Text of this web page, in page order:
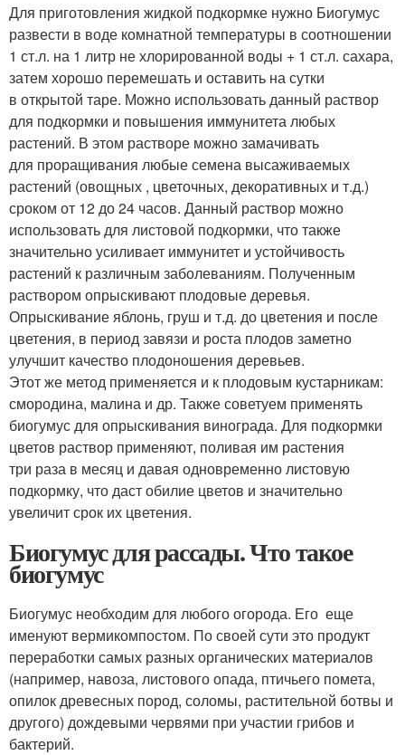
Для приготовления жидкой подкормке нужно Биогумус
развести в воде комнатной температуры в соотношении
1 ст.л. на 1 литр не хлорированной воды + 1 ст.л. сахара,
затем хорошо перемешать и оставить на сутки
в открытой таре. Можно использовать данный раствор
для подкормки и повышения иммунитета любых
растений. В этом растворе можно замачивать
для проращивания любые семена высаживаемых
растений (овощных , цветочных, декоративных и т.д.)
сроком от 12 до 24 часов. Данный раствор можно
использовать для листовой подкормки, что также
значительно усиливает иммунитет и устойчивость
растений к различным заболеваниям. Полученным
раствором опрыскивают плодовые деревья.
Опрыскивание яблонь, груш и т.д. до цветения и после
цветения, в период завязи и роста плодов заметно
улучшит качество плодоношения деревьев.
Этот же метод применяется и к плодовым кустарникам:
смородина, малина и др. Также советуем применять
биогумус для опрыскивания винограда. Для подкормки
цветов раствор применяют, поливая им растения
три раза в месяц и давая одновременно листовую
подкормку, что даст обилие цветов и значительно
увеличит срок их цветения.
Биогумус для рассады. Что такое
биогумус
Биогумус необходим для любого огорода. Его еще
именуют вермикомпостом. По своей сути это продукт
переработки самых разных органических материалов
(например, навоза, листового опада, птичьего помета,
опилок древесных пород, соломы, растительной ботвы и
другого) дождевыми червями при участии грибов и
бактерий.